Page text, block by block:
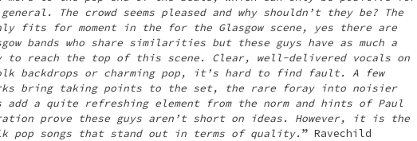
The crowd seems pleased and why shouldn’t they be? The
fits for moment in the for the Glasgow scene, yes there are
bands who share similarities but these guys have as much a
to reach the top of this scene. Clear, well-delivered vocals on
backdrops or charming pop, it’s hard to find fault. A few
bring taking points to the set, the rare foray into noisier
add a quite refreshing element from the norm and hints of Paul
prove these guys aren’t short on ideas. However, it is the
pop songs that stand out in terms of quality.” Ravechild